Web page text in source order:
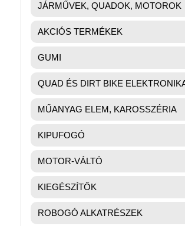
JÁRMŰVEK, QUADOK, MOTOROK
AKCIÓS TERMÉKEK
GUMI
QUAD ÉS DIRT BIKE
MŰANYAG ELEM, KAROSSZÉRIA
KIPUFOGÓ
MOTOR-VÁLTÓ
KIEGÉSZÍTŐK
ROBOGÓ ALKATRÉSZEK